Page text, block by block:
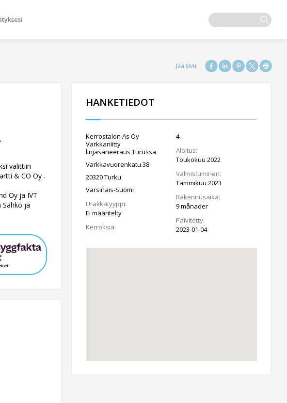
valittiin
& CO Oy .
Oy ja IVT
Sähkö ja
HANKETIEDOT
Kerrostalon As Oy
Varkkaniitty
linjasaneeraus Turussa
Varkkavuorenkatu 38
20320 Turku
Varsinais-Suomi
Urakkatyyppi:
Ei määritelty
Kerroksia:
4
Aloitus:
Toukokuu 2022
Valmistuminen:
Tammikuu 2023
Rakennusaika:
9 månader
Päivitetty:
2023-01-04